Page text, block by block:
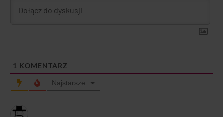
1 KOMENTARZ
Najstarsze